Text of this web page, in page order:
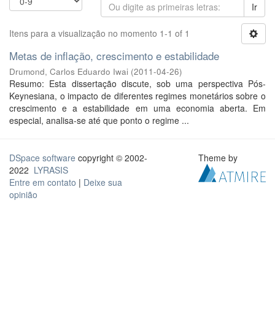
Ir
Itens para a visualização no momento 1-1 of 1
Metas de inflação, crescimento e estabilidade
Drumond, Carlos Eduardo Iwai (2011-04-26)
Resumo: Esta dissertação discute, sob uma perspectiva Pós-
Keynesiana, o impacto de diferentes regimes monetários sobre o
crescimento e a estabilidade em uma economia aberta. Em
especial, analisa-se até que ponto o regime ...
DSpace software copyright © 2002-
2022 LYRASIS
Entre em contato | Deixe sua
opinião
Theme by